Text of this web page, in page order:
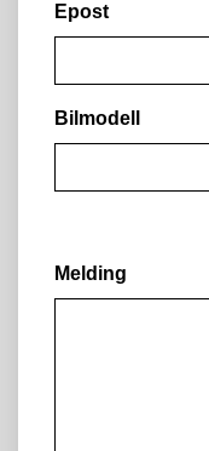
Epost
Bilmodell
Melding